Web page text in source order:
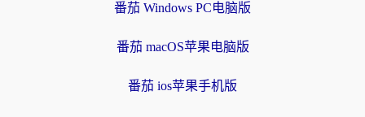
番茄 Windows PC电脑版
番茄 macOS苹果电脑版
番茄 ios苹果手机版